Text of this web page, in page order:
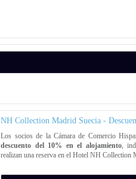
NH Collection Madrid Suecia -
Los socios de la Cámara de Comercio
descuento del 10% en el alojamiento,
realizan una reserva en el Hotel NH Collection